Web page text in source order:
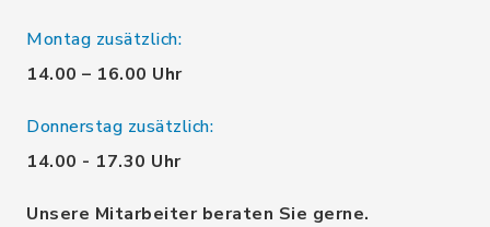
Montag zusätzlich:
14.00 – 16.00 Uhr
Donnerstag zusätzlich:
14.00 - 17.30 Uhr
Unsere Mitarbeiter beraten Sie gerne.